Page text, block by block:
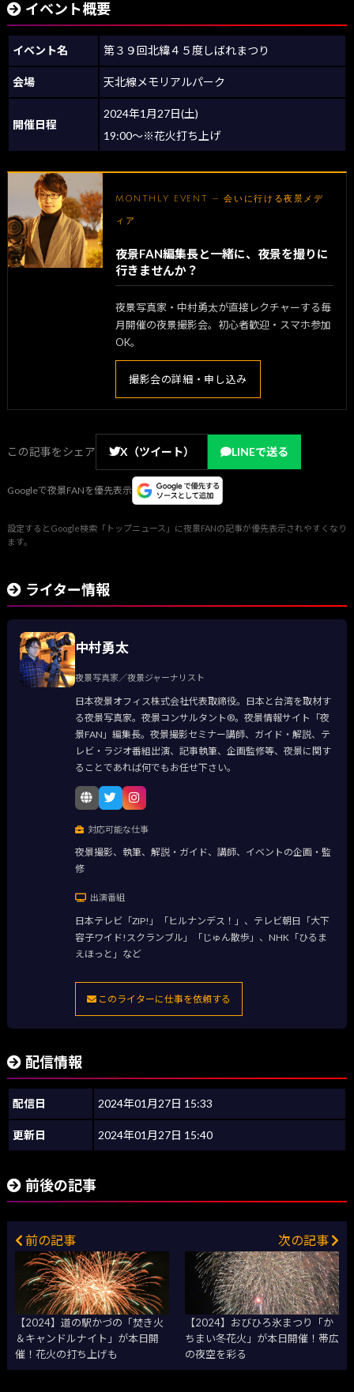
イベント概要
イベント名 第３９回北緯４５度しばれまつり
会場 天北線メモリアルパーク
開催日程
2024年1月27日(土)
19:00～※花火打ち上げ
MONTHLY EVENT — 会いに行ける夜景メデ
ィア
夜景FAN編集長と一緒に、夜景を撮りに
行きませんか？
夜景写真家・中村勇太が直接レクチャーする毎
月開催の夜景撮影会。初心者歓迎・スマホ参加
OK。
撮影会の詳細・申し込み
この記事をシェア X（ツイート） LINEで送る
Googleで夜景FANを優先表示
設定するとGoogle検索「トップニュース」に夜景FANの記事が優先表示されやすくなり
ます。
ライター情報
中村勇太
夜景写真家／夜景ジャーナリスト
日本夜景オフィス株式会社代表取締役。日本と台湾を取材す
る夜景写真家。夜景コンサルタント®。夜景情報サイト「夜
景FAN」編集長。夜景撮影セミナー講師、ガイド・解説、テ
レビ・ラジオ番組出演、記事執筆、企画監修等、夜景に関す
ることであれば何でもお任せ下さい。
対応可能な仕事
夜景撮影、執筆、解説・ガイド、講師、イベントの企画・監
修
出演番組
日本テレビ「ZIP!」「ヒルナンデス！」、テレビ朝日「大下
容子ワイド!スクランブル」「じゅん散歩」、NHK「ひるま
えほっと」など
このライターに仕事を依頼する
配信情報
配信日 2024年01月27日 15:33
更新日 2024年01月27日 15:40
前後の記事
前の記事
【2024】道の駅かづの「焚き火
＆キャンドルナイト」が本日開
催！花火の打ち上げも
次の記事
【2024】おびひろ氷まつり「か
ちまい冬花火」が本日開催！帯広
の夜空を彩る